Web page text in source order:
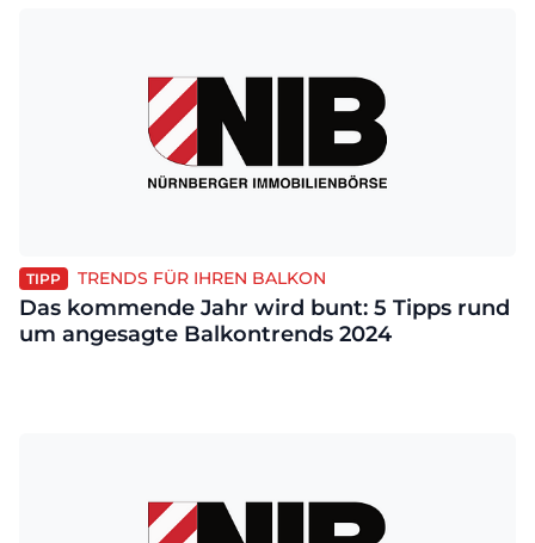
TIPP TRENDS FÜR IHREN BALKON
Das kommende Jahr wird bunt: 5 Tipps rund
um angesagte Balkontrends 2024